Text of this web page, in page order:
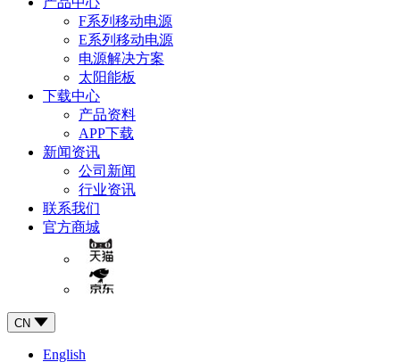
F系列移动电源
E系列移动电源
电源解决方案
太阳能板
下载中心
产品资料
APP下载
新闻资讯
公司新闻
行业资讯
联系我们
官方商城
CN
English